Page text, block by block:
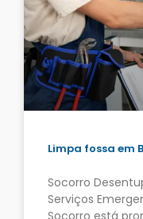
Limpa fossa em
Socorro
Serviços
Socorro está